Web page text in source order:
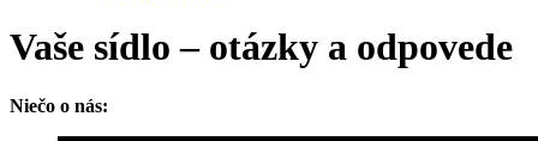
Vaše sídlo – otázky a odpovede
Niečo o nás: